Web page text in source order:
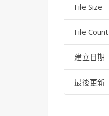
File Size
File Count
建立日期
最後更新